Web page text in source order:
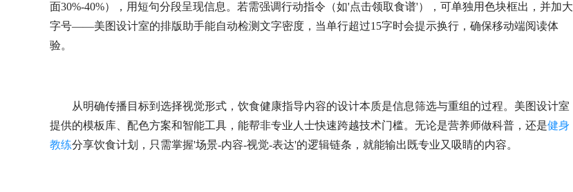
面30%-40%），用短句分段呈现信息。若需强调行动指令（如'点击领取食谱'），可单独用色块框出，并加大
字号——美图设计室的排版助手能自动检测文字密度，当单行超过15字时会提示换行，确保移动端阅读体
验。
从明确传播目标到选择视觉形式，饮食健康指导内容的设计本质是信息筛选与重组的过程。美图设计室
提供的模板库、配色方案和智能工具，能帮非专业人士快速跨越技术门槛。无论是营养师做科普，还是健身
教练分享饮食计划，只需掌握'场景-内容-视觉-表达'的逻辑链条，就能输出既专业又吸睛的内容。